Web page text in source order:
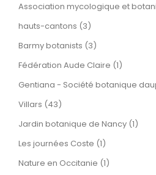
Association mycologique et
hauts-cantons (3)
Barmy botanists (3)
Fédération Aude Claire (1)
Gentiana - Société botanique
Villars (43)
Jardin botanique de Nancy (1)
Les journées Coste (1)
Nature en Occitanie (1)